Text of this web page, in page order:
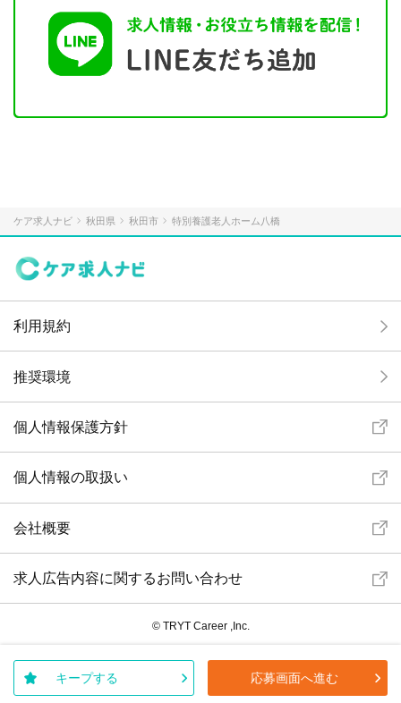
キープする 応募画面へ進む
ケア求人ナビ 秋田県 秋田市 特別養護老人ホーム八橋
利用規約
推奨環境
個人情報保護方針
個人情報の取扱い
会社概要
求人広告内容に関するお問い合わせ
© TRYT Career ,Inc.